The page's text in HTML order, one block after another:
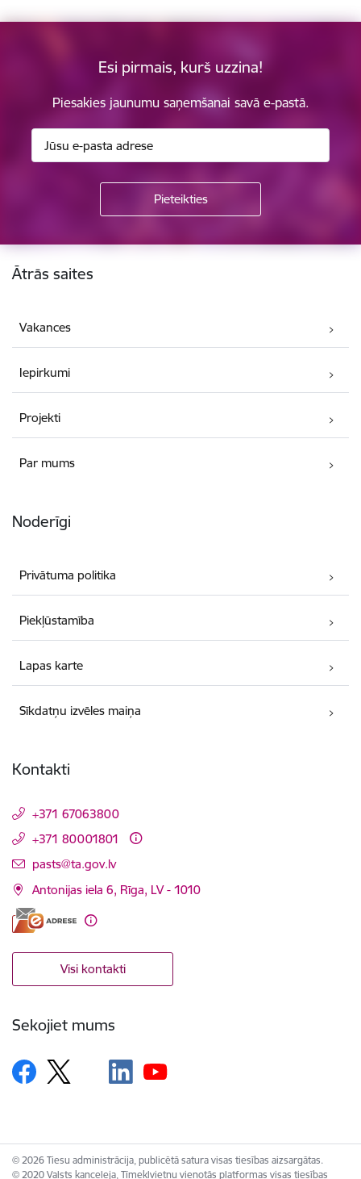
Esi pirmais, kurš uzzina!
Piesakies jaunumu saņemšanai savā e-pastā.
Kājene
Ātrās saites
Vakances
Iepirkumi
Projekti
Par mums
Noderīgi
Privātuma politika
Piekļūstamība
Lapas karte
Sīkdatņu izvēles maiņa
Kontakti
+371 67063800
+371 80001801
E-pasts:
pasts@ta.gov.lv
Antonijas iela 6, Rīga, LV - 1010
Visi kontakti
Sekojiet mums
© 2026 Tiesu administrācija, publicētā satura visas tiesības aizsargātas.
© 2020 Valsts kanceleja, Tīmekļvietņu vienotās platformas visas tiesības